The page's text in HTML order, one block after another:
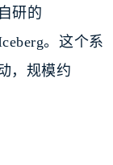
研的
。这个系
，规模约